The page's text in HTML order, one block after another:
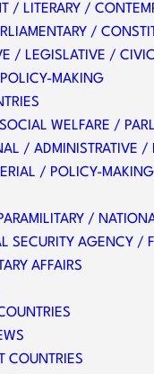
/ LITERARY /
/
/ LEGISLATIVE /
MAKING
WELFARE /
/ ADMINISTRATIVE /
/ POLICY-
/
SECURITY AGENCY /
AFFAIRS
COUNTRIES